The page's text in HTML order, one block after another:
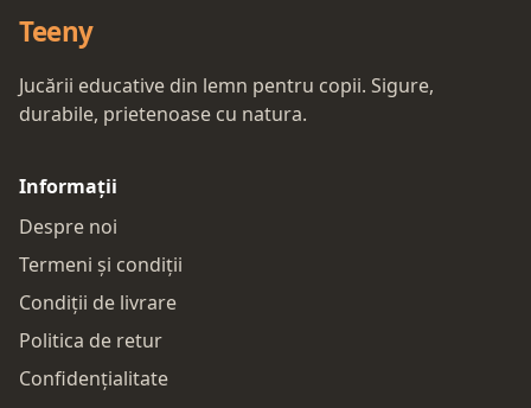
Teeny
Jucării educative din lemn pentru copii. Sigure,
durabile, prietenoase cu natura.
Informații
Despre noi
Termeni și condiții
Condiții de livrare
Politica de retur
Confidențialitate